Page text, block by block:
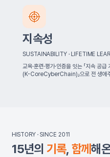
지속성
SUSTAINABILITY · LIFETIME
교육·훈련·평가·인증을 잇는 「지속 공
(K-CoreCyberChain)」으로 전 생애
HISTORY · SINCE 2011
15년의 기록, 함께해